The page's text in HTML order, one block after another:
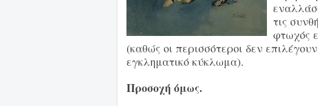
τις
φτωχός
(καθώς οι περισσότεροι δεν
εγκληματικό κύκλωμα).
Προσοχή όμως.